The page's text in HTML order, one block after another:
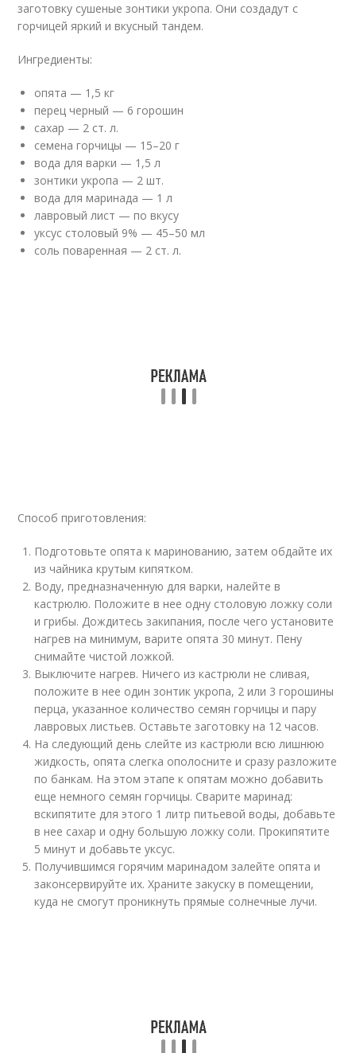
заготовку сушеные зонтики укропа. Они создадут с
горчицей яркий и вкусный тандем.
Ингредиенты:
опята — 1,5 кг
перец черный — 6 горошин
сахар — 2 ст. л.
семена горчицы — 15–20 г
вода для варки — 1,5 л
зонтики укропа — 2 шт.
вода для маринада — 1 л
лавровый лист — по вкусу
уксус столовый 9% — 45–50 мл
соль поваренная — 2 ст. л.
Способ приготовления:
Подготовьте опята к маринованию, затем обдайте их
из чайника крутым кипятком.
Воду, предназначенную для варки, налейте в
кастрюлю. Положите в нее одну столовую ложку соли
и грибы. Дождитесь закипания, после чего установите
нагрев на минимум, варите опята 30 минут. Пену
снимайте чистой ложкой.
Выключите нагрев. Ничего из кастрюли не сливая,
положите в нее один зонтик укропа, 2 или 3 горошины
перца, указанное количество семян горчицы и пару
лавровых листьев. Оставьте заготовку на 12 часов.
На следующий день слейте из кастрюли всю лишнюю
жидкость, опята слегка ополосните и сразу разложите
по банкам. На этом этапе к опятам можно добавить
еще немного семян горчицы. Сварите маринад:
вскипятите для этого 1 литр питьевой воды, добавьте
в нее сахар и одну большую ложку соли. Прокипятите
5 минут и добавьте уксус.
Получившимся горячим маринадом залейте опята и
законсервируйте их. Храните закуску в помещении,
куда не смогут проникнуть прямые солнечные лучи.